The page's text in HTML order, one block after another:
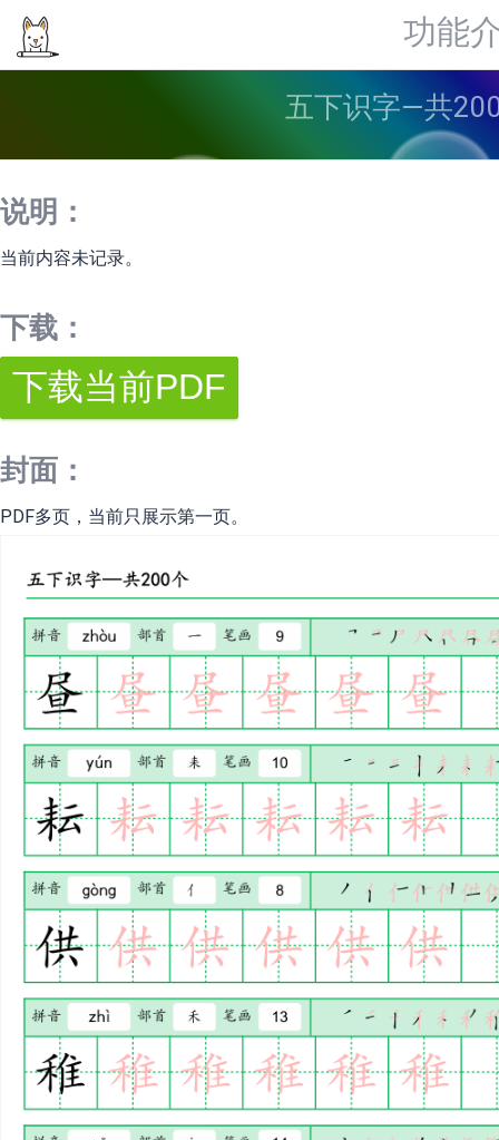
功能
五下识字—共
说明：
当前内容未记录。
下载：
封面：
PDF多页，当前只展示第一页。